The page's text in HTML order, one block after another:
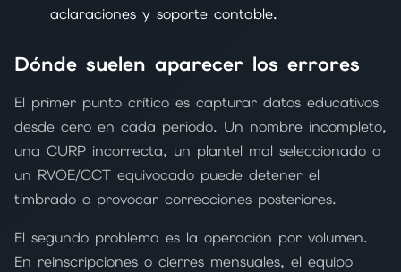
aclaraciones y soporte contable.
Dónde suelen aparecer los errores
El primer punto crítico es capturar datos educativos
desde cero en cada periodo. Un nombre incompleto,
una CURP incorrecta, un plantel mal seleccionado o
un RVOE/CCT equivocado puede detener el
timbrado o provocar correcciones posteriores.
El segundo problema es la operación por volumen.
En reinscripciones o cierres mensuales, el equipo